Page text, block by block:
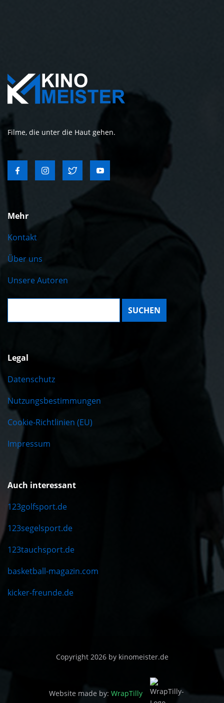
Filme, die unter die Haut gehen.
Mehr
Kontakt
Über uns
Unsere Autoren
Suche:
Legal
Datenschutz
Nutzungsbestimmungen
Cookie-Richtlinien (EU)
Impressum
Auch interessant
123golfsport.de
123segelsport.de
123tauchsport.de
basketball-magazin.com
kicker-freunde.de
Copyright 2026 by kinomeister.de
Website made by: WrapTilly